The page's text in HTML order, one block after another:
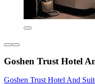
Goshen Trust Hotel
Goshen Trust Hotel And